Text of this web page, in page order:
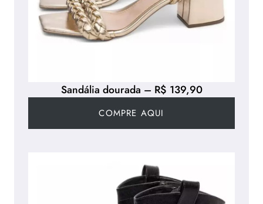
Sandália dourada – R$ 139,90
COMPRE AQUI